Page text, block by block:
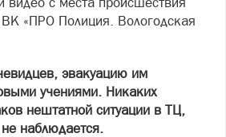
ВК «ПРО Полиция. Вологодская
эвакуацию им
учениями. Никаких
нештатной ситуации в ТЦ,
наблюдается.